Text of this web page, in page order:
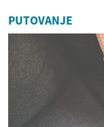
PUTOVANJE